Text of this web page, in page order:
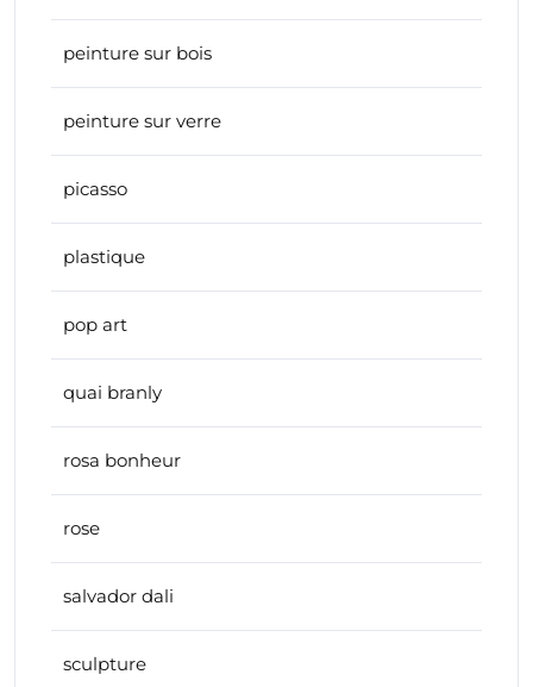
peinture sur bois
peinture sur verre
picasso
plastique
pop art
quai branly
rosa bonheur
rose
salvador dali
sculpture